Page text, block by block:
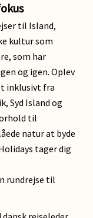
til Island,
kultur som
som har
og igen. Oplev
inklusivt fra
Syd Island og
til
natur at byde
tager dig
rundrejse til